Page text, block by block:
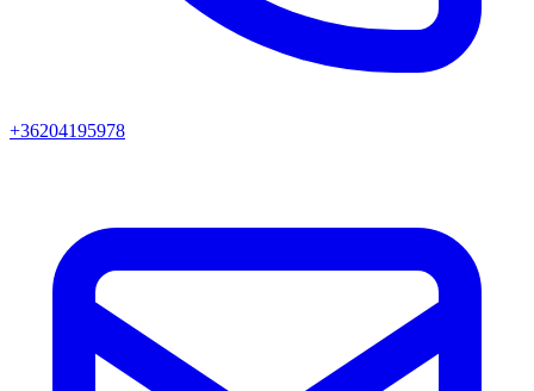
+36204195978